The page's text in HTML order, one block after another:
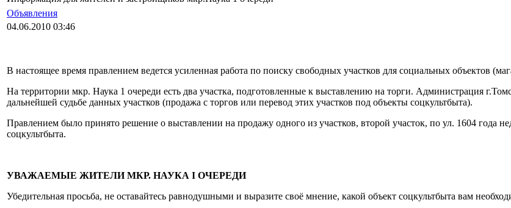
Объявления
04.06.2010 03:46
В настоящее время правлением ведется усиленная работа по поиску свободных участков для социальных объектов
На территории мкр. Наука 1 очереди есть два участка, подготовленные к выставлению на торги. Администрация
дальнейшей судьбе данных участков (продажа с торгов или перевод этих участков под объекты соцкультбыта).
Правлением было принято решение о выставлении на продажу одного из участков, второй участок, по ул. 1604 года
соцкультбыта.
УВАЖАЕМЫЕ ЖИТЕЛИ МКР. НАУКА I ОЧЕРЕДИ
Убедительная просьба, не оставайтесь равнодушными и выразите своё мнение, какой объект соцкультбыта вам